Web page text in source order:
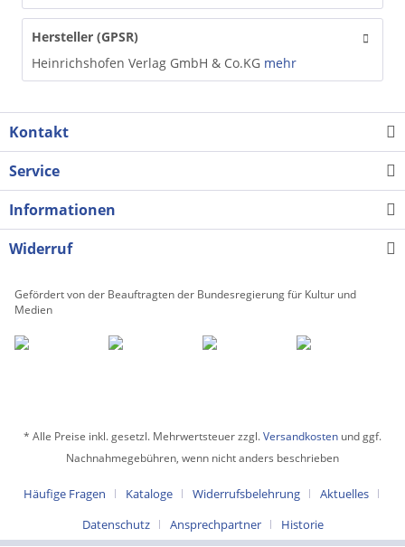
Hersteller (GPSR)
Heinrichshofen Verlag GmbH & Co.KG mehr
Kontakt
Service
Informationen
Widerruf
Gefördert von der Beauftragten der Bundesregierung für Kultur und
Medien
* Alle Preise inkl. gesetzl. Mehrwertsteuer zzgl.Versandkosten und ggf.
Nachnahmegebühren, wenn nicht anders beschrieben
Häufige Fragen Kataloge Widerrufsbelehrung
Aktuelles
Datenschutz
Ansprechpartner Historie